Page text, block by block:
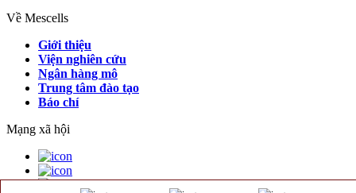
Về Mescells
Giới thiệu
Viện nghiên cứu
Ngân hàng mô
Trung tâm đào tạo
Báo chí
Mạng xã hội